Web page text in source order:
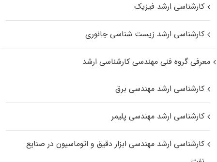
کارشناسی ارشد فیزیک
کارشناسی ارشد زیست‌ شناسی جانوری
معرفی گروه فنی مهندسی کارشناسی ارشد
کارشناسی ارشد مهندسی برق
کارشناسی ارشد مهندسی پلیمر
کارشناسی ارشد مهندسی ابزار دقیق و اتوماسیون در صنایع